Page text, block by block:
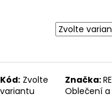
Kód: Zvolte
variantu
Značka:
Oblečení